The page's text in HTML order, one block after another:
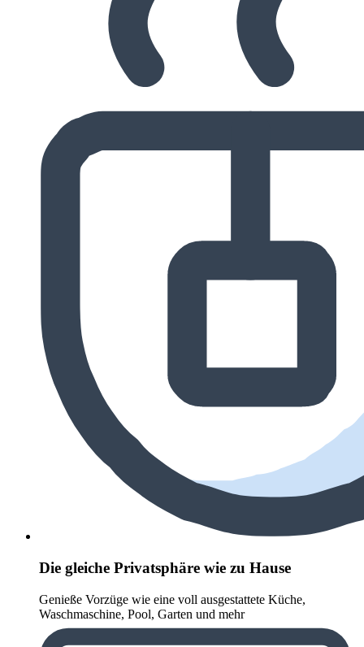
Die gleiche Privatsphäre wie zu Hause
Genieße Vorzüge wie eine voll ausgestattete Küche,
Waschmaschine, Pool, Garten und mehr